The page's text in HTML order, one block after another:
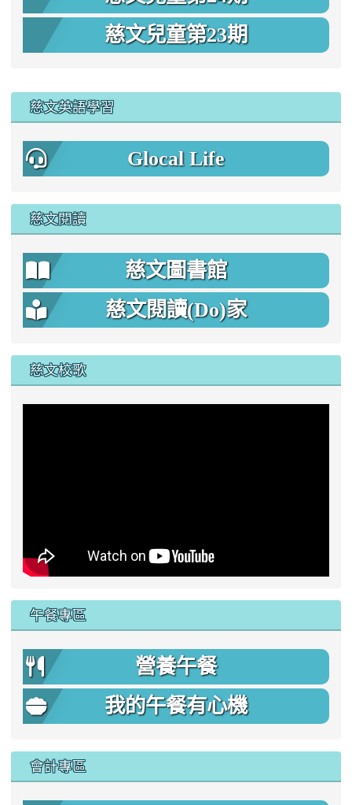
慈文兒童第23期
慈文英語學習
Glocal Life
慈文閱讀
慈文圖書館
慈文閱讀(Do)家
慈文校歌
午餐專區
營養午餐
我的午餐有心機
會計專區